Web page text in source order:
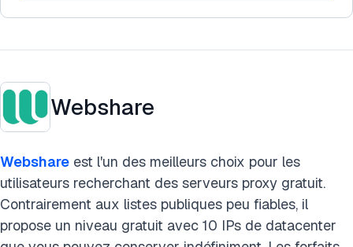
Webshare
Webshare est l'un des meilleurs choix pour les
utilisateurs recherchant des serveurs proxy gratuit.
Contrairement aux listes publiques peu fiables, il
propose un niveau gratuit avec 10 IPs de datacenter